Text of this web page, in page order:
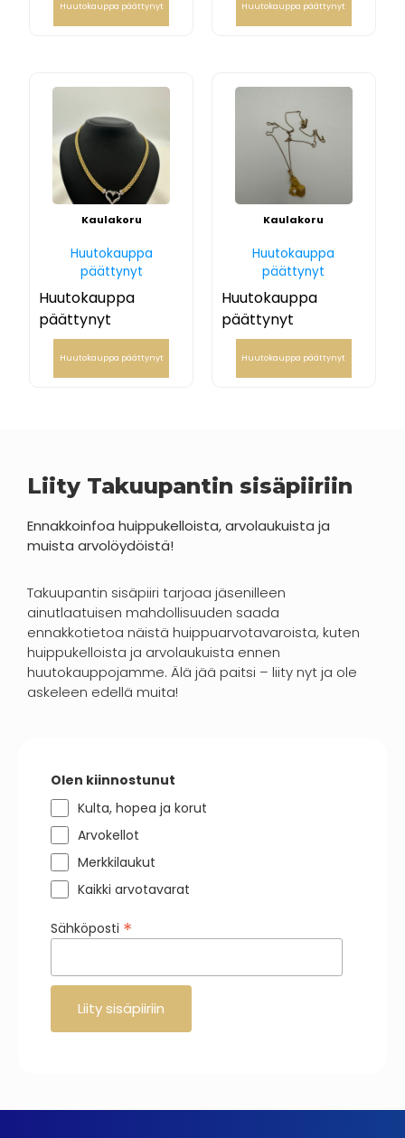
Huutokauppa päättynyt Huutokauppa päättynyt
Kaulakoru
Huutokauppa
päättynyt
Huutokauppa
päättynyt
Huutokauppa päättynyt
Kaulakoru
Huutokauppa
päättynyt
Huutokauppa
päättynyt
Huutokauppa päättynyt
Liity Takuupantin sisäpiiriin
Ennakkoinfoa huippukelloista, arvolaukuista ja
muista arvolöydöistä!
Takuupantin sisäpiiri tarjoaa jäsenilleen
ainutlaatuisen mahdollisuuden saada
ennakkotietoa näistä huippuarvotavaroista, kuten
huippukelloista ja arvolaukuista ennen
huutokauppojamme. Älä jää paitsi – liity nyt ja ole
askeleen edellä muita!
Olen kiinnostunut
Kulta, hopea ja korut
Arvokellot
Merkkilaukut
Kaikki arvotavarat
Sähköposti *